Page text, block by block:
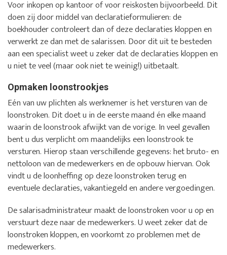
Voor inkopen op kantoor of voor reiskosten bijvoorbeeld. Dit
doen zij door middel van declaratieformulieren: de
boekhouder controleert dan of deze declaraties kloppen en
verwerkt ze dan met de salarissen. Door dit uit te besteden
aan een specialist weet u zeker dat de declaraties kloppen en
u niet te veel (maar ook niet te weinig!) uitbetaalt.
Opmaken loonstrookjes
Eén van uw plichten als werknemer is het versturen van de
loonstroken. Dit doet u in de eerste maand én elke maand
waarin de loonstrook afwijkt van de vorige. In veel gevallen
bent u dus verplicht om maandelijks een loonstrook te
versturen. Hierop staan verschillende gegevens: het bruto- en
nettoloon van de medewerkers en de opbouw hiervan. Ook
vindt u de loonheffing op deze loonstroken terug en
eventuele declaraties, vakantiegeld en andere vergoedingen.
De salarisadministrateur maakt de loonstroken voor u op en
verstuurt deze naar de medewerkers. U weet zeker dat de
loonstroken kloppen, en voorkomt zo problemen met de
medewerkers.